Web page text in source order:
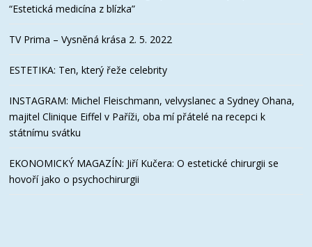
“Estetická medicína z blízka”
TV Prima – Vysněná krása 2. 5. 2022
ESTETIKA: Ten, který řeže celebrity
INSTAGRAM: Michel Fleischmann, velvyslanec a Sydney Ohana,
majitel Clinique Eiffel v Paříži, oba mí přátelé na recepci k
státnímu svátku
EKONOMICKÝ MAGAZÍN: Jiří Kučera: O estetické chirurgii se
hovoří jako o psychochirurgii